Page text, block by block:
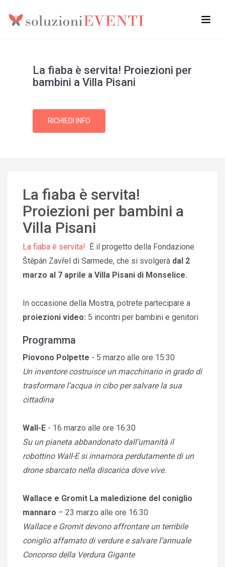
La fiaba è servita! Proiezioni per
bambini a Villa Pisani
RICHIEDI INFO
La fiaba è servita!
Proiezioni per bambini a
Villa Pisani
La fiaba è servita! È il progetto della Fondazione
Štěpán Zavřel di Sarmede, che si svolgerà dal 2
marzo al 7 aprile a Villa Pisani di Monselice.
In occasione della Mostra, potrete partecipare a
proiezioni video: 5 incontri per bambini e genitori
Programma
Piovono Polpette - 5 marzo alle ore 15:30
Un inventore costruisce un macchinario in grado di
trasformare l’acqua in cibo per salvare la sua
cittadina
Wall-E - 16 marzo alle ore 16:30
Su un pianeta abbandonato dall’umanità il
robottino Wall-E si innamora perdutamente di un
drone sbarcato nella discarica dove vive.
Wallace e Gromit La maledizione del coniglio
mannaro – 23 marzo alle ore 16:30
Wallace e Gromit devono affrontare un terribile
coniglio affamato di verdure e salvare l’annuale
Concorso della Verdura Gigante